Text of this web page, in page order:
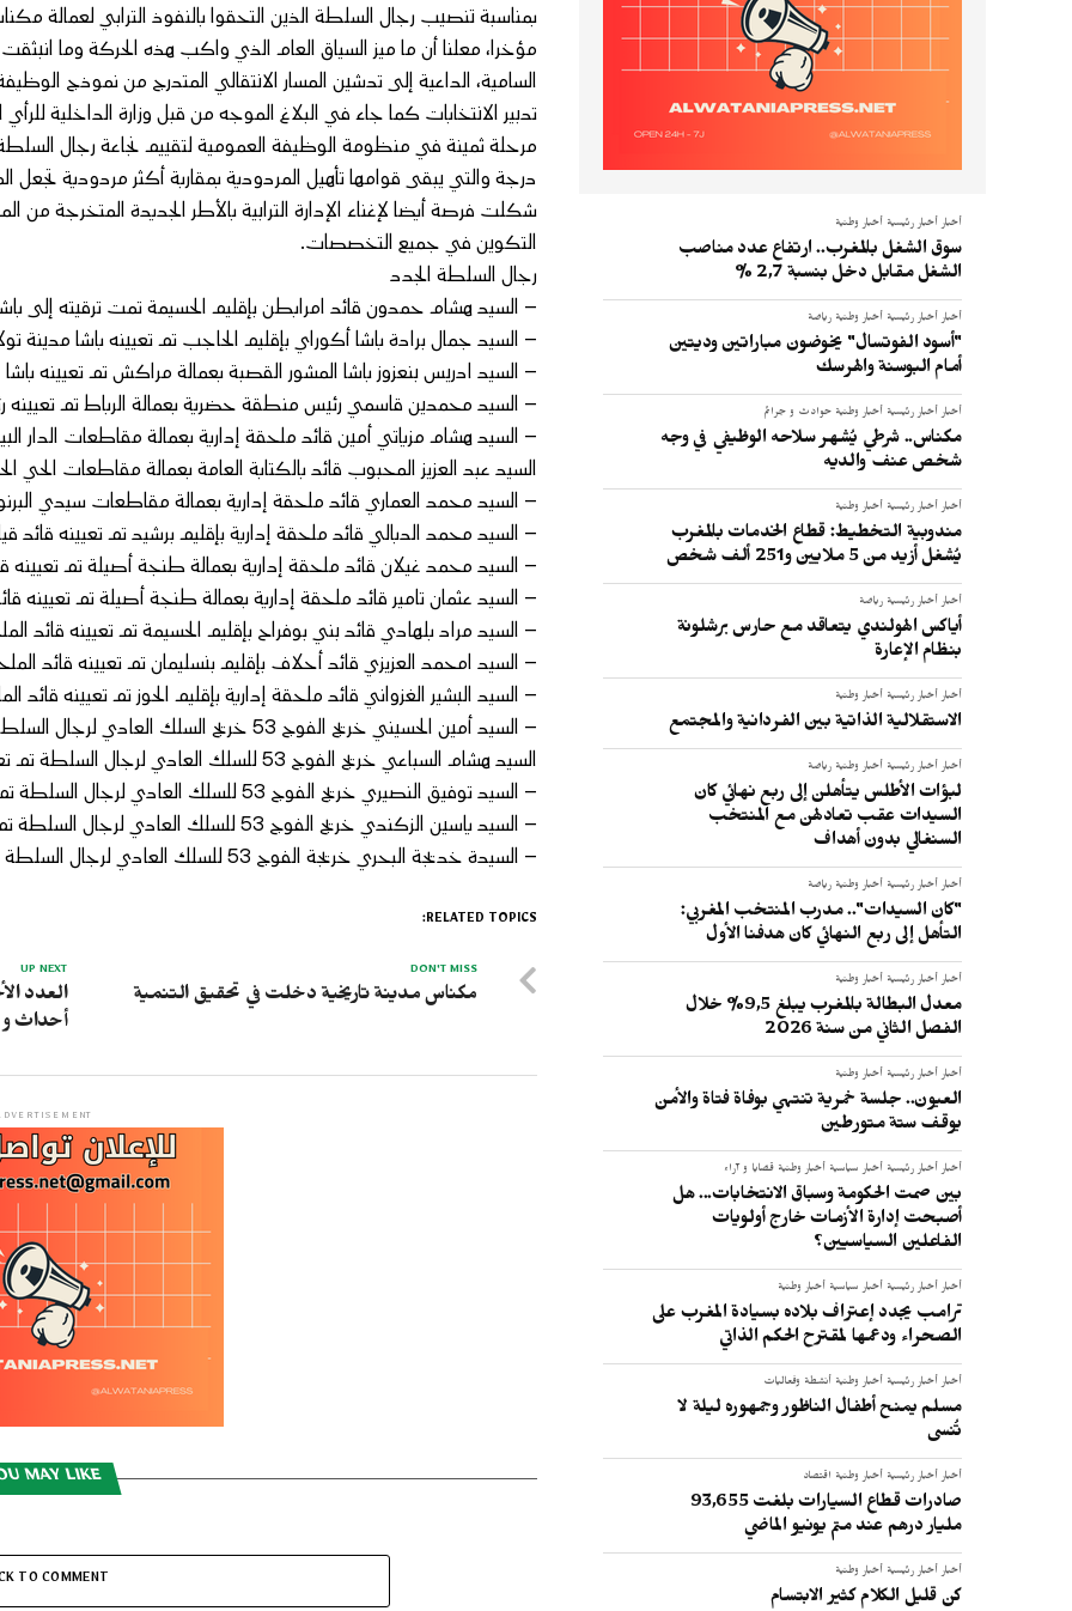
أخبار أخبار رئيسية أخبار وطنية
سوق الشغل بالمغرب.. ارتفاع عدد مناصب
الشغل مقابل دخل بنسبة 2,7 %
أخبار أخبار رئيسية أخبار وطنية رياضة
"أسود الفوتسال" يخوضون مباراتين وديتين
أمام البوسنة والهرسك
أخبار أخبار رئيسية أخبار وطنية حوادث و جرائم
مكناس.. شرطي يُشهر سلاحه الوظيفي في وجه
شخص عنف والديه
أخبار أخبار رئيسية أخبار وطنية
مندوبية التخطيط: قطاع الخدمات بالمغرب
يُشغل أزيد من 5 ملايين و251 ألف شخص
أخبار أخبار رئيسية رياضة
أياكس الهولندي يتعاقد مع حارس برشلونة
بنظام الإعارة
أخبار أخبار رئيسية أخبار وطنية
الاستقلالية الذاتية بين الفردانية والمجتمع
أخبار أخبار رئيسية أخبار وطنية رياضة
لبؤات الأطلس يتأهلن إلى ربع نهائي كان
السيدات عقب تعادلهن مع المنتخب
السنغالي بدون أهداف
أخبار أخبار رئيسية أخبار وطنية رياضة
"كان السيدات".. مدرب المنتخب المغربي:
التأهل إلى ربع النهائي كان هدفنا الأول
أخبار أخبار رئيسية أخبار وطنية
معدل البطالة بالمغرب يبلغ 9,5% خلال
الفصل الثاني من سنة 2026
أخبار أخبار رئيسية أخبار وطنية
العيون.. جلسة خمرية تنتهي بوفاة فتاة والأمن
يوقف ستة متورطين
أخبار أخبار رئيسية أخبار سياسية أخبار وطنية قضايا و آراء
بين صمت الحكومة وسباق الانتخابات... هل
أصبحت إدارة الأزمات خارج أولويات
الفاعلين السياسيين؟
أخبار أخبار رئيسية أخبار سياسية أخبار وطنية
ترامب يجدد إعتراف بلاده بسيادة المغرب على
الصحراء ودعمها لمقترح الحكم الذاتي
أخبار أخبار رئيسية أخبار وطنية أنشطة وفعاليات
مسلم يمنح أطفال الناظور وجمهوره ليلة لا
تُنسى
أخبار أخبار رئيسية أخبار وطنية اقتصاد
صادرات قطاع السيارات بلغت 93,655
مليار درهم عند متم يونيو الماضي
أخبار أخبار رئيسية أخبار وطنية
كن قليل الكلام كثير الابتسام
بمناسبة تنصيب رجال السلطة الذين التحقوا بالنفوذ الترابي لعمالة
مؤخرا، معلنا أن ما ميز السياق العام الذي واكب هذه الحركة وما
السامية، الداعية إلى تدشين المسار الانتقالي المتدرج من نموذج
تدبير الانتخابات كما جاء في البلاغ الموجه من قبل وزارة الداخلية
درجة والتي يبقى قوامها تأهيل المردودية بمقاربة أكثر مردودية تجعل
شكلت فرصة أيضا لإغناء الإدارة الترابية بالأطر الجديدة المتخرجة
التكوين في جميع التخصصات.
رجال السلطة الجدد
– السيد هشام حمدون قائد امرابطن بإقليم الحسيمة تمت ترقيته إلى
– السيد جمال برادة باشا أكوراي بإقليم الحاجب تم تعيينه باشا مدينة
– السيد ادريس بنعزوز باشا المشور القصبة بعمالة مراكش تم تعيينه باشا
– السيد محمدين قاسمي رئيس منطقة حضرية بعمالة الرباط تم تعيينه
– السيد هشام مزياتي أمين قائد ملحقة إدارية بعمالة مقاطعات الدار
السيد عبد العزيز المحبوب قائد بالكتابة العامة بعمالة مقاطعات الحي
– السيد محمد العماري قائد ملحقة إدارية بعمالة مقاطعات سيدي
– السيد محمد الدبالي قائد ملحقة إدارية بإقليم برشيد تم تعيينه قائد
– السيد محمد غيلان قائد ملحقة إدارية بعمالة طنجة أصيلة تم تعيينه قائد
– السيد عثمان تامير قائد ملحقة إدارية بعمالة طنجة أصيلة تم تعيينه قائد
– السيد مراد بلهادي قائد بني بوفراح بإقليم الحسيمة تم تعيينه قائد الملحقة
– السيد امحمد العزيزي قائد أحلاف بإقليم بنسليمان تم تعيينه قائد الملحقة
– السيد البشير الغزواني قائد ملحقة إدارية بإقليم الحوز تم تعيينه قائد
– السيد أمين الحسيني خريج الفوج 53 خريج السلك العادي لرجال السلطة تم تعيينه قائد الملحقة الإدارية 10 بمكناس
السيد هشام السباعي خريج الفوج 53 للسلك العادي لرجال السلطة تم تعيينه قائد الملحقة الإدارية 4 بمكناس
– السيد توفيق النصيري خريج الفوج 53 للسلك العادي لرجال السلطة تم تعيينه قائد الملحقة الإدارية 7 بمكناس
– السيد ياسين الزكندي خريج الفوج 53 للسلك العادي لرجال السلطة تم تعيينه بالملحقة الإدراية 8 بمكناس
– السيدة خديجة البحري خريجة الفوج 53 للسلك العادي لرجال السلطة تم تعيينها قائدة الملحقة الإدارية 14 بمكناس
RELATED TOPICS:
UP NEXT
العدد
أحداث و
DON'T MISS
مكناس مدينة تاريخية دخلت في تحقيق التنمية
MAY LIKE
TO COMMENT